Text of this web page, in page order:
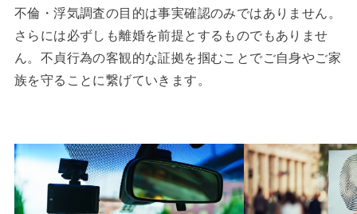
不倫・浮気調査の目的は事実確認のみではありません。
さらには必ずしも離婚を前提とするものでもありませ
ん。不貞行為の客観的な証拠を掴むことでご自身やご家
族を守ることに繋げていきます。